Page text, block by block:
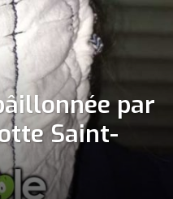
par
Saint-